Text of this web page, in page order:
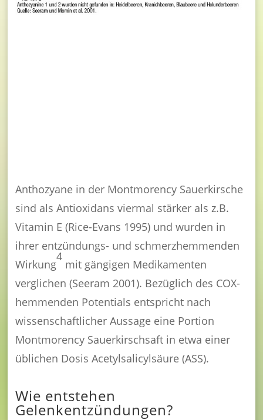
Anthozyane in der Montmorency Sauerkirsche
sind als Antioxidans viermal stärker als z.B.
Vitamin E (Rice-Evans 1995) und wurden in
ihrer entzündungs- und schmerzhemmenden
Wirkung
4
mit gängigen Medikamenten
verglichen (Seeram 2001). Bezüglich des COX-
hemmenden Potentials entspricht nach
wissenschaftlicher Aussage eine Portion
Montmorency Sauerkirschsaft in etwa einer
üblichen Dosis Acetylsalicylsäure (ASS).
Wie entstehen
Gelenkentzündungen?